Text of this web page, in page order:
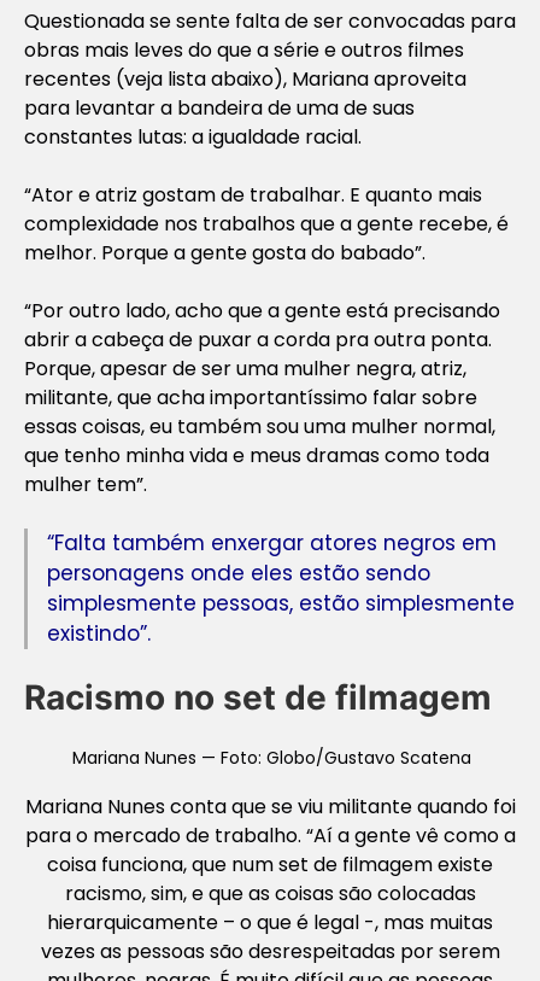
Questionada se sente falta de ser convocadas para
obras mais leves do que a série e outros filmes
recentes (veja lista abaixo), Mariana aproveita
para levantar a bandeira de uma de suas
constantes lutas: a igualdade racial.
“Ator e atriz gostam de trabalhar. E quanto mais
complexidade nos trabalhos que a gente recebe, é
melhor. Porque a gente gosta do babado”.
“Por outro lado, acho que a gente está precisando
abrir a cabeça de puxar a corda pra outra ponta.
Porque, apesar de ser uma mulher negra, atriz,
militante, que acha importantíssimo falar sobre
essas coisas, eu também sou uma mulher normal,
que tenho minha vida e meus dramas como toda
mulher tem”.
“Falta também enxergar atores negros em
personagens onde eles estão sendo
simplesmente pessoas, estão simplesmente
existindo”.
Racismo no set de filmagem
Mariana Nunes — Foto: Globo/Gustavo Scatena
Mariana Nunes conta que se viu militante quando foi
para o mercado de trabalho. “Aí a gente vê como a
coisa funciona, que num set de filmagem existe
racismo, sim, e que as coisas são colocadas
hierarquicamente – o que é legal -, mas muitas
vezes as pessoas são desrespeitadas por serem